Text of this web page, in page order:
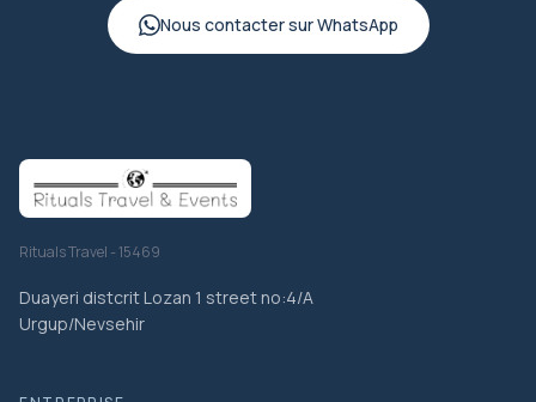
Nous contacter sur WhatsApp
Rituals Travel - 15469
Duayeri distcrit Lozan 1 street no:4/A
Urgup/Nevsehir